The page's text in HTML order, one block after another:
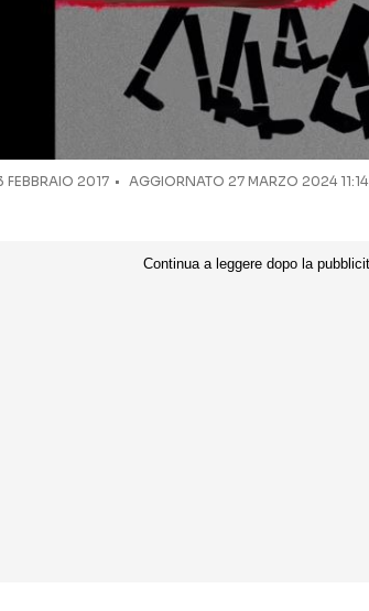
FEBBRAIO 2017 AGGIORNATO 27 MARZO 2024 11:14